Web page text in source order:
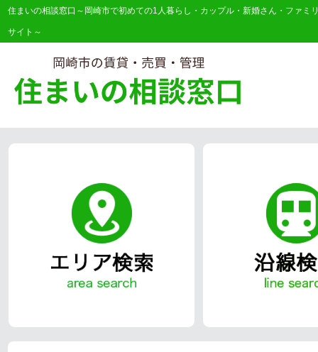
住まいの相談窓口～岡崎市で初めての1人暮らし・カップル・新婚さん・ファミ
サイト～